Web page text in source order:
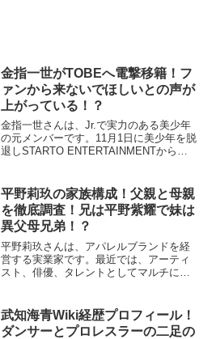
金指一世がTOBEへ電撃移籍！フ
ァンから来ないでほしいとの声が
上がっている！？
金指一世さんは、Jr.で実力のある美少年
の元メンバーです。11月1日に美少年を脱
退しSTARTO ENTERTAINMENTからも
した。そんな金指一世さんは、12月3日
に...
平野莉玖の家族構成！父親と母親
を徹底調査！兄は平野紫耀で妹は
異父母兄弟！？
平野莉玖さんは、アパレルブランドを経
営する実業家です。最近では、アーティ
スト、俳優、タレントとしてマルチに活
た。平野莉玖の家族構成平野莉玖さんは
５人家族です。実父と継父...
武知海青Wiki経歴プロフィール！
ダンサーとプロレスラーの二足の